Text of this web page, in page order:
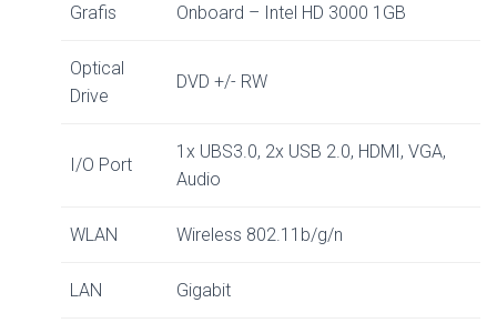
Grafis Onboard – Intel HD 3000 1GB
Optical
Drive
DVD +/- RW
I/O Port
1x UBS3.0, 2x USB 2.0, HDMI, VGA,
Audio
WLAN Wireless 802.11b/g/n
LAN Gigabit